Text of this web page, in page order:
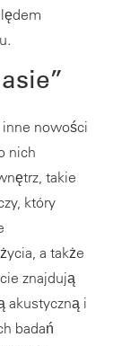
nowości
nich
takie
który
a także
znajdują
akustyczną i
badań